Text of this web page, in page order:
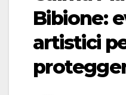
Bibione:
artistici